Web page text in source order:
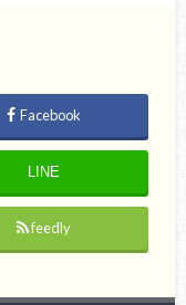
Facebook
LINE
feedly